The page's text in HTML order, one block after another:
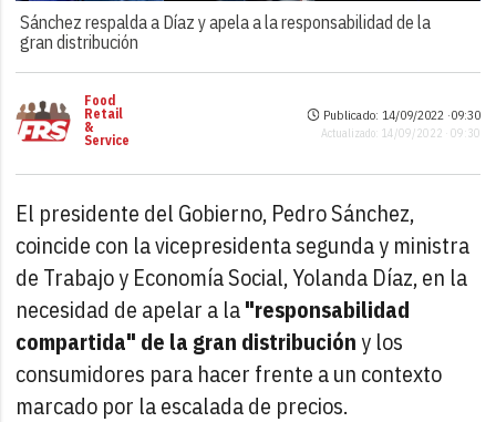
Sánchez respalda a Díaz y apela a la responsabilidad de la
gran distribución
Food
Retail
&
Service
Publicado: 14/09/2022 ·09:30
Actualizado: 14/09/2022 · 09:30
El presidente del Gobierno, Pedro Sánchez,
coincide con la vicepresidenta segunda y ministra
de Trabajo y Economía Social, Yolanda Díaz, en la
necesidad de apelar a la"responsabilidad
compartida" de la gran distribucióny los
consumidores para hacer frente a un contexto
marcado por la escalada de precios.